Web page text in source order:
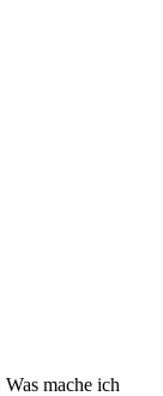
mache ich